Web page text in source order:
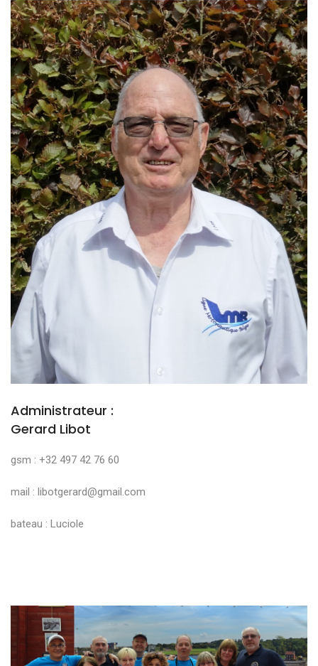
Administrateur :
Gerard Libot
gsm : +32 497 42 76 60
mail : libotgerard@gmail.com
bateau : Luciole